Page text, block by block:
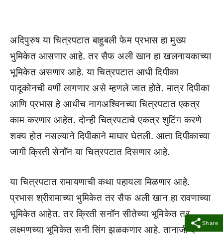
Share
अदिपुरुष या चित्रपटात बाहुबली फेम प्रभास हा मुख्य
भुमिकेत आसणार आहे. तर सैफ अली खान हा खलनायकाच्या
भूमिकेत असणार आहे. या चित्रपटात आधी दिपीका
पादूकोनची वर्णी लागणार असे म्हणले जात होते. मात्र दिपीका
आणि प्रभास हे आधीच नागअश्विनच्या चित्रपटात एकत्र
काम करणार आहेत. दोन्ही चित्रपटाचे एकत्र शुटिंग करणे
शक्य होत नसल्याने दिपीकाने माघार घेतली. आता दिपीकाच्या
जागी क्रिती सेनॉन या चित्रपटात दिसणार आहे.
या चित्रपटात रामायणाची कथा पहायला मिळणार आहे.
प्रभास श्रीरामाच्या भुमिकेत तर सैफ अली खान हा रावणाच्या
भूमिकेत आहेत. तर क्रिती सनॉन सीतेच्या भूमिकेत तर
लक्ष्मणच्या भूमिकेत सनी सिंग झळकणार आहे. तानाजी द